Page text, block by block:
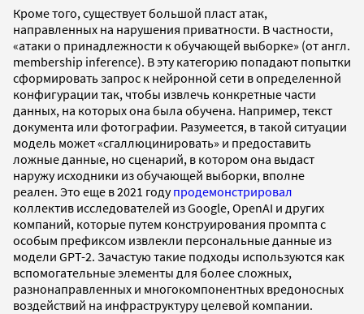
Кроме того, существует большой пласт атак,
направленных на нарушения приватности. В частности,
«атаки о принадлежности к обучающей выборке» (от англ.
membership inference). В эту категорию попадают попытки
сформировать запрос к нейронной сети в определенной
конфигурации так, чтобы извлечь конкретные части
данных, на которых она была обучена. Например, текст
документа или фотографии. Разумеется, в такой ситуации
модель может «сгаллюцинировать» и предоставить
ложные данные, но сценарий, в котором она выдаст
наружу исходники из обучающей выборки, вполне
реален. Это еще в 2021 годупродемонстрировал
коллектив исследователей из Google, OpenAI и других
компаний, которые путем конструирования промпта с
особым префиксом извлекли персональные данные из
модели GPT-2. Зачастую такие подходы используются как
вспомогательные элементы для более сложных,
разнонаправленных и многокомпонентных вредоносных
воздействий на инфраструктуру целевой компании.